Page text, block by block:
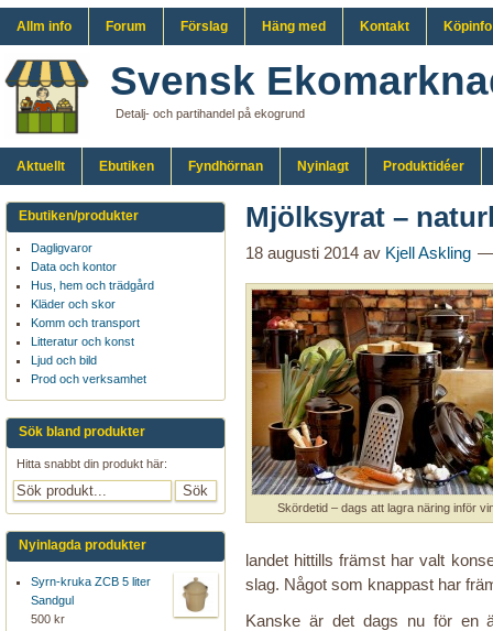
Allm info Forum Förslag Häng med Kontakt Köpinfo
Svensk
Detalj- och partihandel på ekogrund
Aktuellt Ebutiken Fyndhörnan Nyinlagt Produktidéer
Mjölksyrat –
18 augusti 2014 av Kjell Askling
Skördetid – dags att lagra näring inför
landet hittills främst har valt
slag. Något som knappast har
Kanske är det dags nu för en
Ebutiken/produkter
Dagligvaror
Data och kontor
Hus, hem och trädgård
Kläder och skor
Komm och transport
Litteratur och konst
Ljud och bild
Prod och verksamhet
Sök bland produkter
Hitta snabbt din produkt här:
Nyinlagda produkter
Syrn-kruka ZCB 5 liter
Sandgul
500 kr